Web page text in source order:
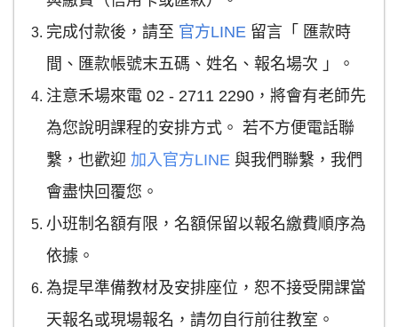
完成付款後，請至 官方LINE 留言「 匯款時
間、匯款帳號末五碼、姓名、報名場次 」。
注意禾場來電 02 - 2711 2290，將會有老師先
為您說明課程的安排方式。 若不方便電話聯
繫，也歡迎 加入 官方LINE 與我們聯繫，我們
會盡快回覆您。
小班制名額有限，名額保留以報名繳費順序為
依據。
為提早準備教材及安排座位，恕不接受開課當
天報名或現場報名，請勿自行前往教室。